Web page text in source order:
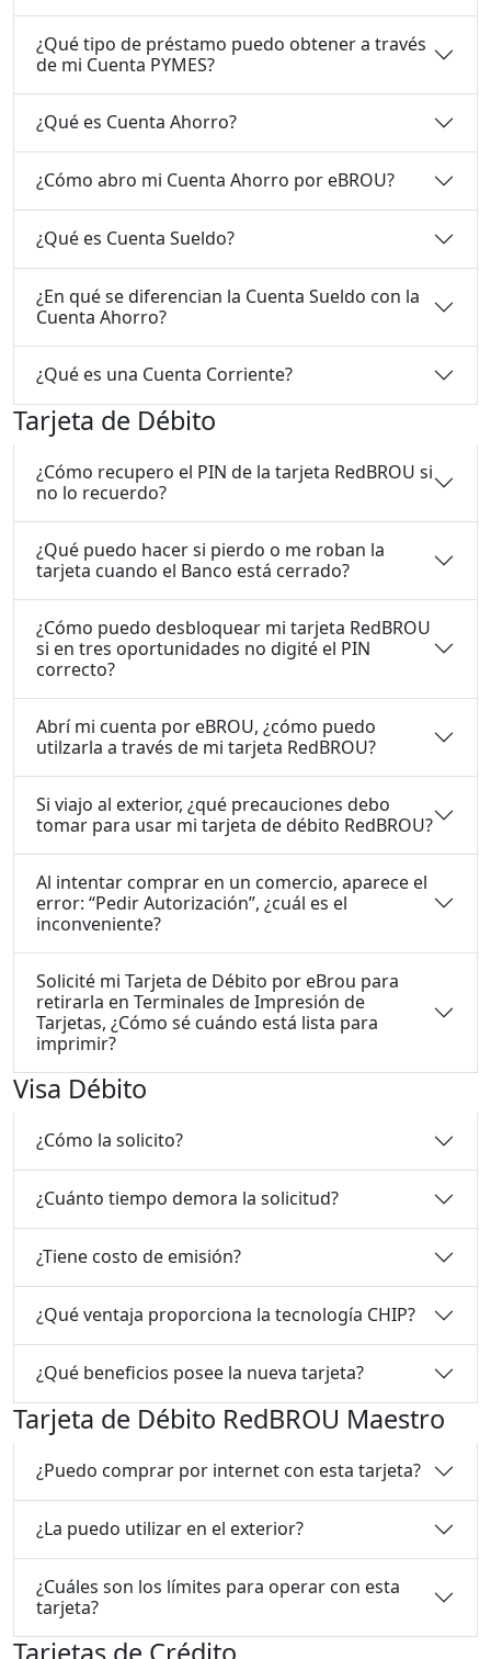
¿Qué tipo de préstamo puedo obtener a través
de mi Cuenta PYMES?
¿Qué es Cuenta Ahorro?
¿Cómo abro mi Cuenta Ahorro por eBROU?
¿Qué es Cuenta Sueldo?
¿En qué se diferencian la Cuenta Sueldo con la
Cuenta Ahorro?
¿Qué es una Cuenta Corriente?
Tarjeta de Débito
¿Cómo recupero el PIN de la tarjeta RedBROU si
no lo recuerdo?
¿Qué puedo hacer si pierdo o me roban la
tarjeta cuando el Banco está cerrado?
¿Cómo puedo desbloquear mi tarjeta RedBROU
si en tres oportunidades no digité el PIN
correcto?
Abrí mi cuenta por eBROU, ¿cómo puedo
utilzarla a través de mi tarjeta RedBROU?
Si viajo al exterior, ¿qué precauciones debo
tomar para usar mi tarjeta de débito RedBROU?
Al intentar comprar en un comercio, aparece el
error: “Pedir Autorización”, ¿cuál es el
inconveniente?
Solicité mi Tarjeta de Débito por eBrou para
retirarla en Terminales de Impresión de
Tarjetas, ¿Cómo sé cuándo está lista para
imprimir?
Visa Débito
¿Cómo la solicito?
¿Cuánto tiempo demora la solicitud?
¿Tiene costo de emisión?
¿Qué ventaja proporciona la tecnología CHIP?
¿Qué beneficios posee la nueva tarjeta?
Tarjeta de Débito RedBROU Maestro
¿Puedo comprar por internet con esta tarjeta?
¿La puedo utilizar en el exterior?
¿Cuáles son los límites para operar con esta
tarjeta?